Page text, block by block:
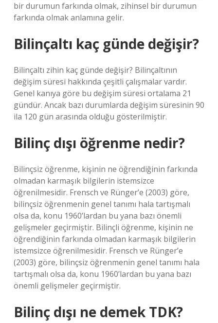
bir durumun farkında olmak, zihinsel bir durumun
farkında olmak anlamına gelir.
Bilinçaltı kaç günde değişir?
Bilinçaltı zihin kaç günde değişir? Bilinçaltının
değişim süresi hakkında çeşitli çalışmalar vardır.
Genel kanıya göre bu değişim süresi ortalama 21
gündür. Ancak bazı durumlarda değişim süresinin 90
ila 120 gün arasında olduğu gösterilmiştir.
Bilinç dışı öğrenme nedir?
Bilinçsiz öğrenme, kişinin ne öğrendiğinin farkında
olmadan karmaşık bilgilerin istemsizce
öğrenilmesidir. Frensch ve Rünger’e (2003) göre,
bilinçsiz öğrenmenin genel tanımı hala tartışmalı
olsa da, konu 1960’lardan bu yana bazı önemli
gelişmeler geçirmiştir. Bilinçli öğrenme, kişinin ne
öğrendiğinin farkında olmadan karmaşık bilgilerin
istemsizce öğrenilmesidir. Frensch ve Rünger’e
(2003) göre, bilinçsiz öğrenmenin genel tanımı hala
tartışmalı olsa da, konu 1960’lardan bu yana bazı
önemli gelişmeler geçirmiştir.
Bilinç dışı ne demek TDK?